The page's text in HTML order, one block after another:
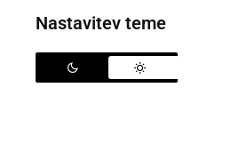
Nastavitev teme